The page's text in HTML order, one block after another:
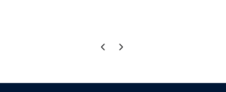
Pagina precedente
Pagina successiva